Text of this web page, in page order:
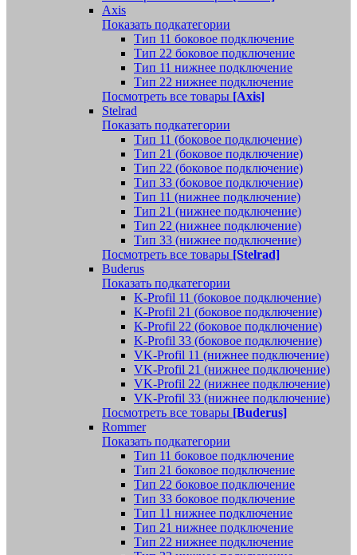
Axis
Показать подкатегории
Тип 11 боковое подключение
Тип 22 боковое подключение
Тип 11 нижнее подключение
Тип 22 нижнее подключение
Посмотреть все товары [Axis]
Stelrad
Показать подкатегории
Tип 11 (боковое подключение)
Тип 21 (боковое подключение)
Тип 22 (боковое подключение)
Тип 33 (боковое подключение)
Тип 11 (нижнее подключение)
Тип 21 (нижнее подключение)
Тип 22 (нижнее подключение)
Тип 33 (нижнее подключение)
Посмотреть все товары [Stelrad]
Buderus
Показать подкатегории
K-Profil 11 (боковое подключение)
K-Profil 21 (боковое подключение)
K-Profil 22 (боковое подключение)
K-Profil 33 (боковое подключение)
VK-Profil 11 (нижнее подключение)
VK-Profil 21 (нижнее подключение)
VK-Profil 22 (нижнее подключение)
VK-Profil 33 (нижнее подключение)
Посмотреть все товары [Buderus]
Rommer
Показать подкатегории
Тип 11 боковое подключение
Тип 21 боковое подключение
Тип 22 боковое подключение
Тип 33 боковое подключение
Тип 11 нижнее подключение
Тип 21 нижнее подключение
Тип 22 нижнее подключение